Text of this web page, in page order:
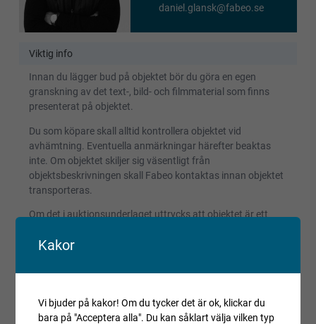
daniel.glansk@fabeo.se
Viktig info
Innan du lägger bud på objektet bör du göra en egen
granskning av det text-, bild- och filmmaterial som finns
presenterat på objektet.
Du som köpare skall alltid kontrollera objektet vid
avhämtning. Eventuella anmärkningar härefter beaktas
inte. Om objektet skiljer sig väsentligt från
objektsbeskrivningen skall Fabeo kontaktas innan objektet
transporteras.
Om det i auktionsunderlaget uttrycks att objektet är ett
provkörning. Objektet kan ha andra fel än de som har
Reparationsobjekt kan ej reklameras.
Registrerade fordon säljs avställda om inget annat anges.
Kakor
Vi bjuder på kakor! Om du tycker det är ok, klickar du
bara på "Acceptera alla". Du kan såklart välja vilken typ